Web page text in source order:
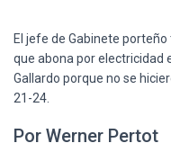
El jefe de Gabinete
que abona por electricidad
Gallardo porque no se
21-24.
Por Werner Pertot